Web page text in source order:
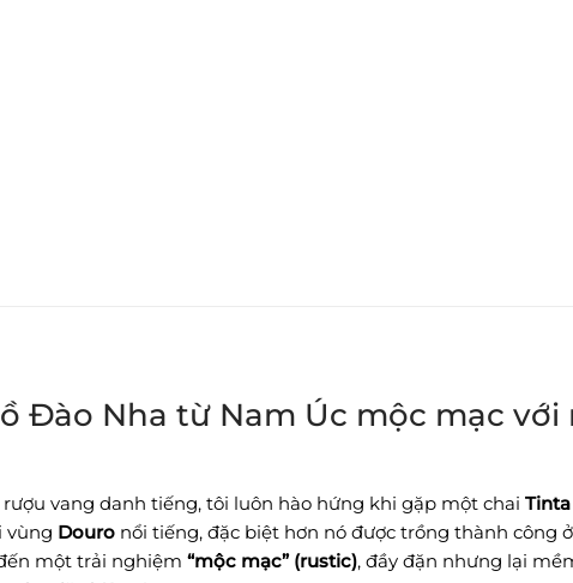
Đào Nha từ Nam Úc mộc mạc với
vang danh tiếng, tôi luôn hào hứng khi gặp một chai
vùng Douro nổi tiếng, đặc biệt hơn nó được trồng thành công
một trải nghiệm “mộc mạc” (rustic), đầy đặn nhưng lại